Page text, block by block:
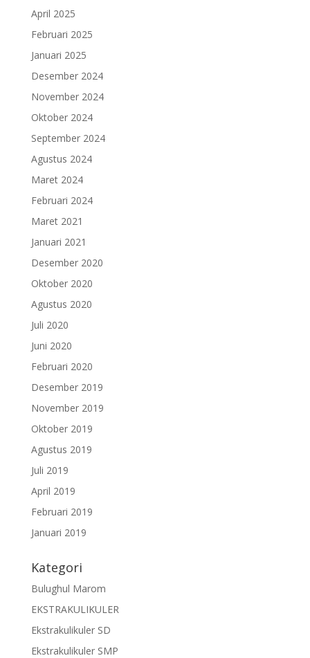
April 2025
Februari 2025
Januari 2025
Desember 2024
November 2024
Oktober 2024
September 2024
Agustus 2024
Maret 2024
Februari 2024
Maret 2021
Januari 2021
Desember 2020
Oktober 2020
Agustus 2020
Juli 2020
Juni 2020
Februari 2020
Desember 2019
November 2019
Oktober 2019
Agustus 2019
Juli 2019
April 2019
Februari 2019
Januari 2019
Kategori
Bulughul Marom
EKSTRAKULIKULER
Ekstrakulikuler SD
Ekstrakulikuler SMP